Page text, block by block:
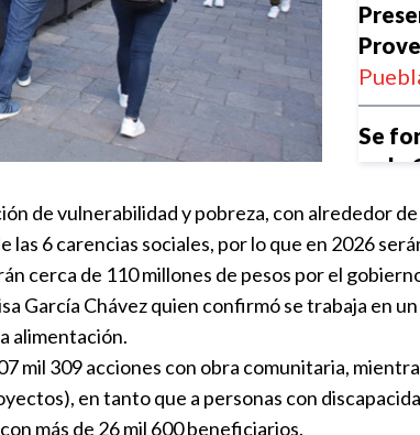
Se
en
de vulnerabilidad y pobreza, con alrededor
6 carencias sociales, por lo que en 2026
cerca de 110 millones de pesos por el
García Chávez quien confirmó se trabaja en
alimentación.
mil 309 acciones con obra comunitaria,
en tanto que a personas con
más de 26 mil 600 beneficiarios.